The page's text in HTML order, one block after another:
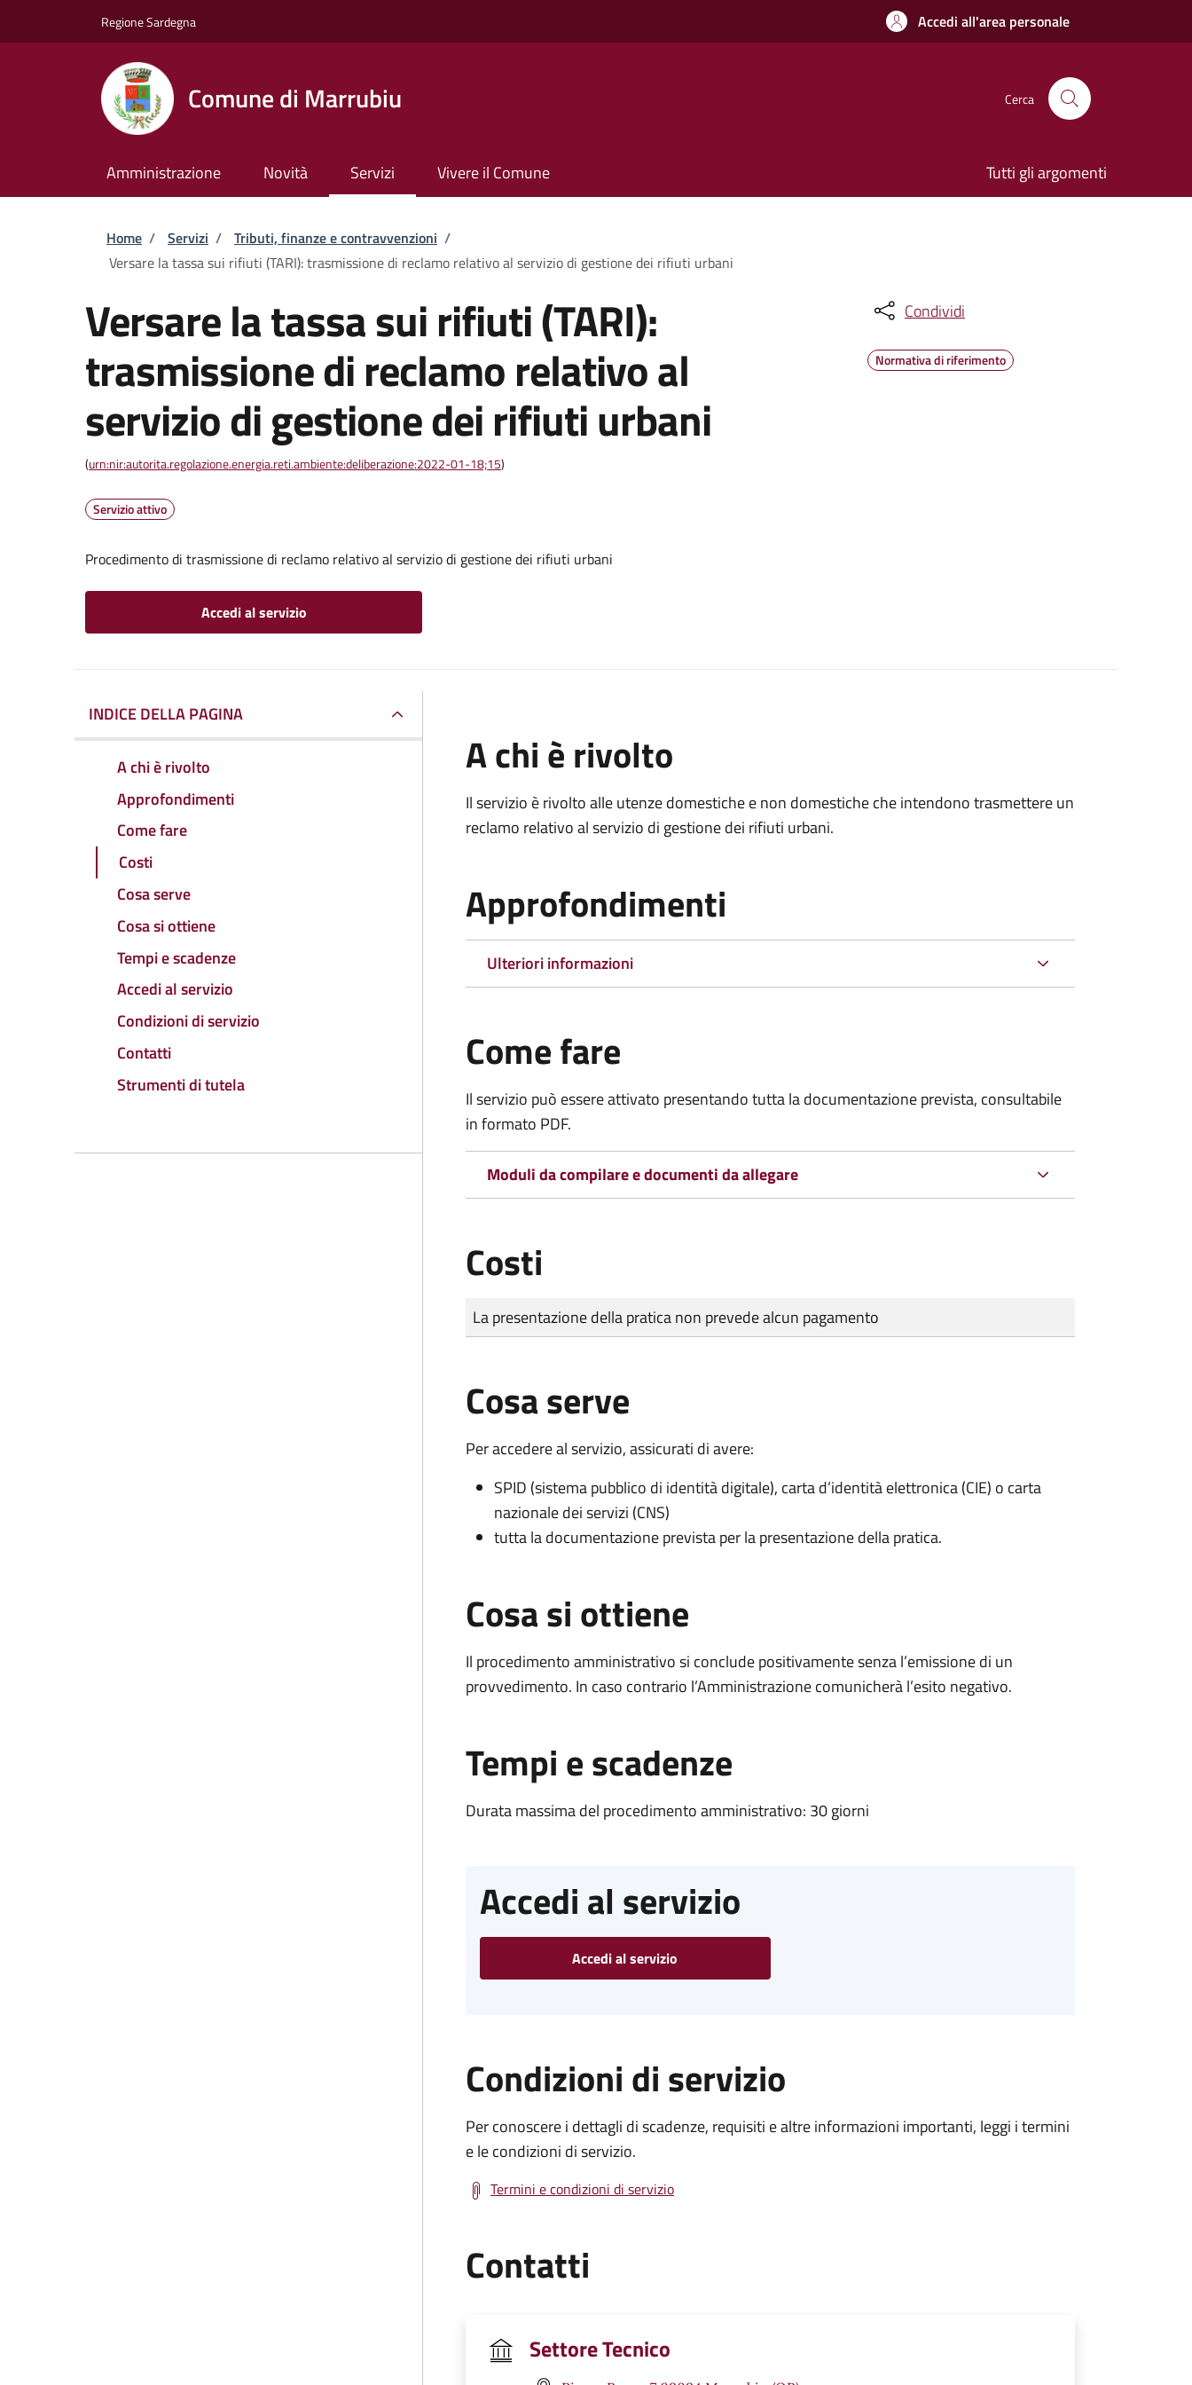
Regione Sardegna Accedi all'area personale
Comune di Marrubiu Cerca
Amministrazione Novità Servizi Vivere il Comune Tutti gli argomenti
Briciole di pane
Home / Servizi / Tributi, finanze e contravvenzioni /
Versare la tassa sui rifiuti (TARI): trasmissione di reclamo relativo al servizio di gestione dei rifiuti urbani
Versare la tassa sui rifiuti (TARI):
trasmissione di reclamo relativo al
servizio di gestione dei rifiuti urbani
(urn:nir:autorita.regolazione.energia.reti.ambiente:deliberazione:2022-01-18;15)
Servizio attivo
Procedimento di trasmissione di reclamo relativo al servizio di gestione dei rifiuti urbani
Accedi al servizio
Condividi
Normativa di riferimento
INDICE DELLA PAGINA
A chi è rivolto
Approfondimenti
Come fare
Costi
Cosa serve
Cosa si ottiene
Tempi e scadenze
Accedi al servizio
Condizioni di servizio
Contatti
Strumenti di tutela
A chi è rivolto
Il servizio è rivolto alle utenze domestiche e non domestiche che intendono trasmettere un
reclamo relativo al servizio di gestione dei rifiuti urbani.
Approfondimenti
Ulteriori informazioni
Come fare
Il servizio può essere attivato presentando tutta la documentazione prevista, consultabile
in formato PDF.
Moduli da compilare e documenti da allegare
Costi
Tipo di pagamento
Importo
La presentazione della pratica non prevede alcun pagamento
Cosa serve
Per accedere al servizio, assicurati di avere:
SPID (sistema pubblico di identità digitale), carta d’identità elettronica (CIE) o carta
nazionale dei servizi (CNS)
tutta la documentazione prevista per la presentazione della pratica.
Cosa si ottiene
Il procedimento amministrativo si conclude positivamente senza l’emissione di un
provvedimento. In caso contrario l’Amministrazione comunicherà l’esito negativo.
Tempi e scadenze
Durata massima del procedimento amministrativo: 30 giorni
Accedi al servizio
Accedi al servizio
Condizioni di servizio
Per conoscere i dettagli di scadenze, requisiti e altre informazioni importanti, leggi i termini
e le condizioni di servizio.
Termini e condizioni di servizio
Contatti
Settore Tecnico